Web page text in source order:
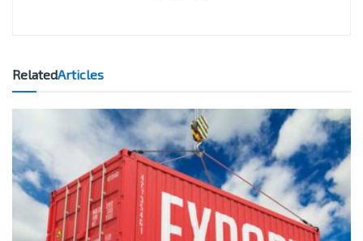
RelatedArticles